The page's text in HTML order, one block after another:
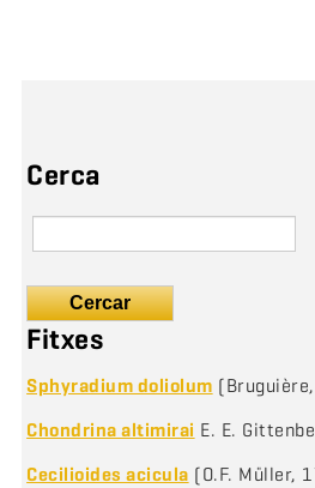
Cerca
Cercar
Fitxes
Sphyradium doliolum
Chondrina altimirai E. E.
Cecilioides acicula (O.F. Müller,